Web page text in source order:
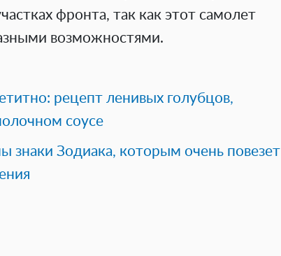
фронта, так как этот самолет
возможностями.
рецепт ленивых голубцов,
соусе
знаки Зодиака, которым очень повезет